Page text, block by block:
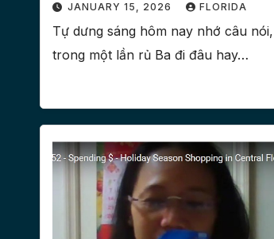
JANUARY 15, 2026 FLORIDA
Tự dưng sáng hôm nay nhớ câu
trong một lần rủ Ba đi đâu hay…